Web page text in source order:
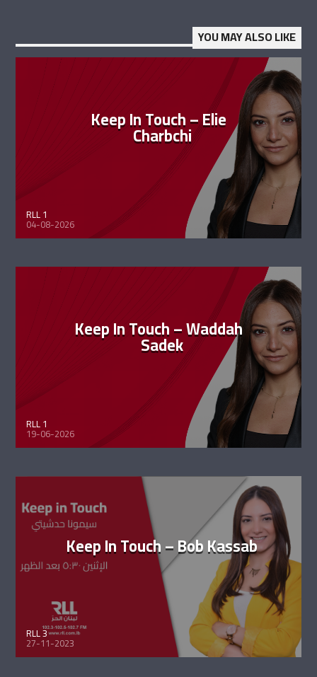
YOU MAY ALSO LIKE
Keep In Touch – Elie
Charbchi
RLL 1
04-08-2026
Keep In Touch – Waddah
Sadek
RLL 1
19-06-2026
Keep In Touch – Bob Kassab
RLL 3
27-11-2023